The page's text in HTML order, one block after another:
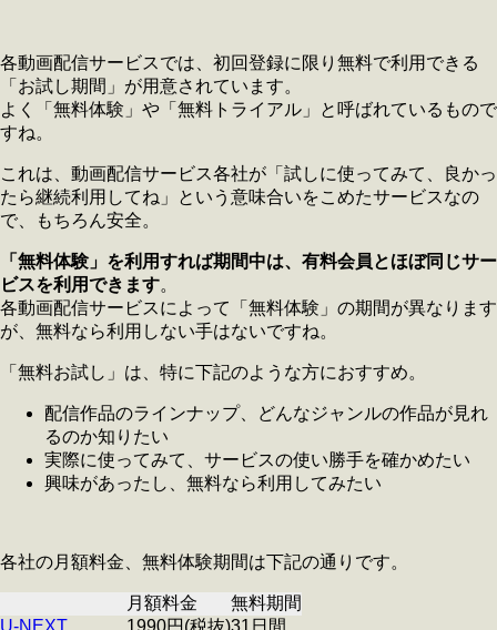
各動画配信サービスでは、初回登録に限り無料で利用できる
「お試し期間」が用意されています。
よく「無料体験」や「無料トライアル」と呼ばれているもので
すね。
これは、動画配信サービス各社が「試しに使ってみて、良かっ
たら継続利用してね」という意味合いをこめたサービスなの
で、もちろん安全。
「無料体験」を利用すれば期間中は、有料会員とほぼ同じサー
ビスを利用できます。
各動画配信サービスによって「無料体験」の期間が異なります
が、無料なら利用しない手はないですね。
「無料お試し」は、特に下記のような方におすすめ。
配信作品のラインナップ、どんなジャンルの作品が見れ
るのか知りたい
実際に使ってみて、サービスの使い勝手を確かめたい
興味があったし、無料なら利用してみたい
各社の月額料金、無料体験期間は下記の通りです。
月額料金
無料期間
U-NEXT
1990円(税抜)31日間